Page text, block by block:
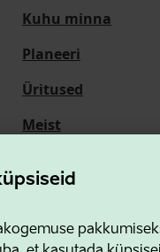
Kuhu minna
Planeeri
Üritused
Meist
Ettevõtluse ja